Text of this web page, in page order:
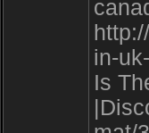
in-
Is